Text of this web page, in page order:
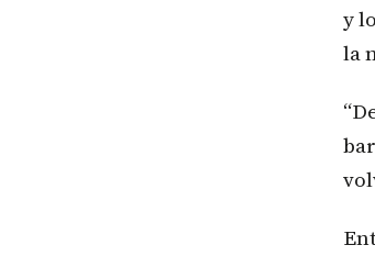
y
la